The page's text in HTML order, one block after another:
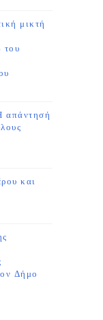
μικτή
του
απάντησή
και
Δήμο